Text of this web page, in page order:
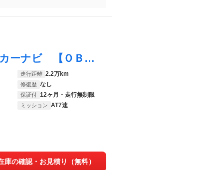
フーガハイブリッド ベースグレード 純正メーカーナビ 【ＯＢＤ検査済み】 アラウンドビューモニター 純正ドラレコ シートメモリー オットマン パワーシート クルーズコントロール
走行距離 2.2万km
修復歴 なし
保証付 12ヶ月・走行無制限
ミッション AT7速
庫の確認・お見積り（無料）